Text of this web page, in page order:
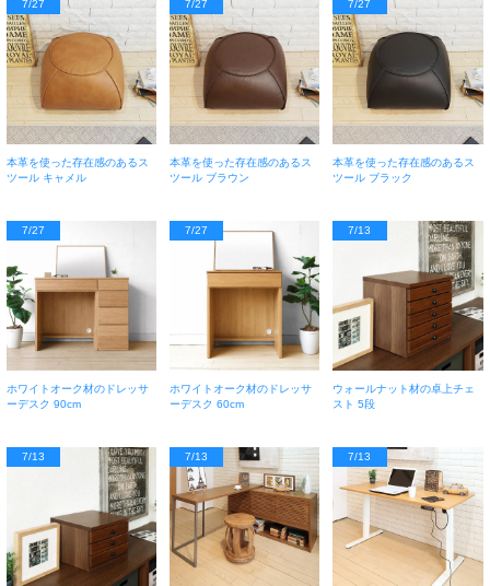
7/27
本革を使った存在感のあるス
ツール キャメル
7/27
本革を使った存在感のあるス
ツール ブラウン
7/27
本革を使った存在感のあるス
ツール ブラック
7/27
ホワイトオーク材のドレッサ
ーデスク 90cm
7/27
ホワイトオーク材のドレッサ
ーデスク 60cm
7/13
ウォールナット材の卓上チェ
スト 5段
7/13 7/13 7/13